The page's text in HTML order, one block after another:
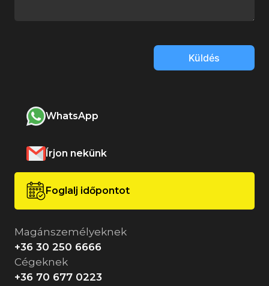
Küldés
WhatsApp
Írjon nekünk
Foglalj időpontot
Magánszemélyeknek
+36 30 250 6666
Cégeknek
+36 70 677 0223